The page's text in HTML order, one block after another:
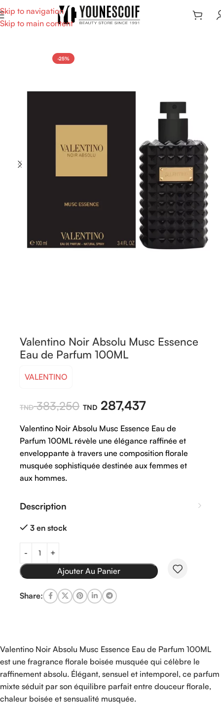
Skip to navigation
Skip to main content
-25%
Valentino Noir Absolu Musc Essence
Eau de Parfum 100ML
VALENTINO
383,250 287,437
Valentino Noir Absolu Musc Essence Eau de
Parfum 100ML révèle une élégance raffinée et
enveloppante à travers une composition florale
musquée sophistiquée destinée aux femmes et
aux hommes.
Description
3 en stock
Ajouter Au Panier
Share:
Valentino Noir Absolu Musc Essence Eau de Parfum 100ML
est une fragrance florale boisée musquée qui célèbre le
raffinement absolu. Élégant, sensuel et intemporel, ce parfum
mixte séduit par son équilibre parfait entre douceur florale,
chaleur boisée et sensualité musquée.